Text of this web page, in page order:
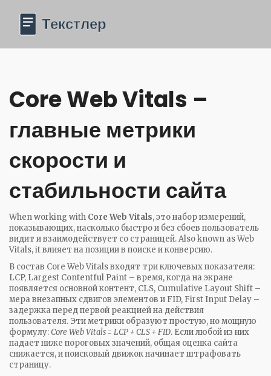
Core Web Vitals –
главные метрики
скорости и
стабильности сайта
When working with Core Web Vitals,это набор измерений,
показывающих, насколько быстро и без сбоев пользователь
видит и взаимодействует со страницей. Also known asWeb
Vitals, itвлияет на позиции в поиске и конверсию.
В состав Core Web Vitals входят три ключевых показателя:
LCP, Largest Contentful Paint – время, когда на экране
появляется основной контент, CLS, Cumulative Layout Shift –
мера внезапных сдвигов элементов и FID, First Input Delay –
задержка перед первой реакцией на действия
пользователя. Эти метрики образуют простую, но мощную
формулу:Core Web Vitals = LCP + CLS + FID. Если любой из них
падает ниже пороговых значений, общая оценка сайта
снижается, и поисковый движок начинает штрафовать
страницу.